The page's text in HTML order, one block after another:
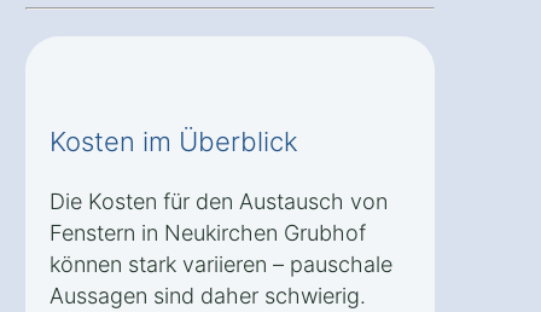
Kosten im Überblick
Die Kosten für den Austausch von
Fenstern in Neukirchen Grubhof
können stark variieren – pauschale
Aussagen sind daher schwierig.